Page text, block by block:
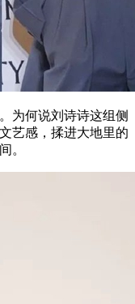
何说刘诗诗这组侧
艺感，揉进大地里的
。